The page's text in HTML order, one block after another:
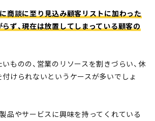
商談に至り見込み顧客リストに加わった
ず、現在は放置してしまっている顧客の
ものの、営業のリソースを割きづらい、休
けられないというケースが多いでしょ
品やサービスに興味を持ってくれている